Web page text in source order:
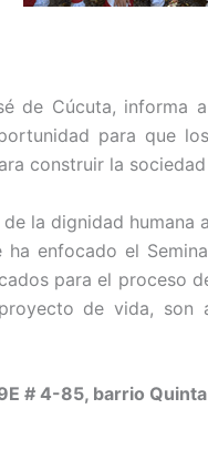
de Cúcuta,
para que
construir la
la dignidad
enfocado el
para el proceso
de vida,
# 4-85, barrio